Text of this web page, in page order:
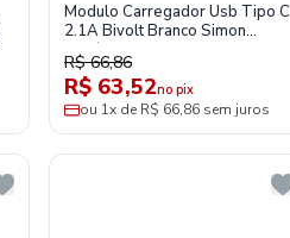
Modulo Carregador Usb Tipo C
2.1A Bivolt Branco Simon
S19/20
R$ 66,86
R$ 63,52no pix
ou 1x de R$ 66,86 sem juros